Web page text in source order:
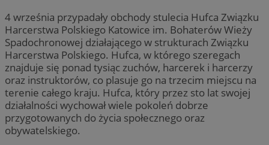
4 września przypadały obchody stulecia Hufca Związku
Harcerstwa Polskiego Katowice im. Bohaterów Wieży
Spadochronowej działającego w strukturach Związku
Harcerstwa Polskiego. Hufca, w którego szeregach
znajduje się ponad tysiąc zuchów, harcerek i harcerzy
oraz instruktorów, co plasuje go na trzecim miejscu na
terenie całego kraju. Hufca, który przez sto lat swojej
działalności wychował wiele pokoleń dobrze
przygotowanych do życia społecznego oraz
obywatelskiego.